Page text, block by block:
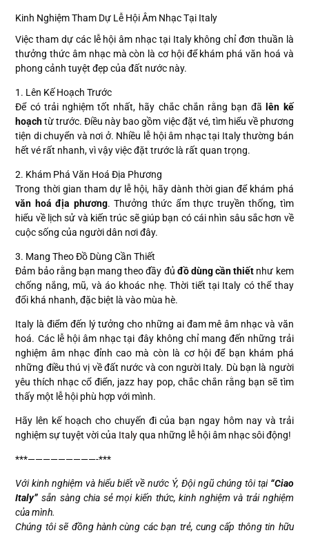
Kinh Nghiệm Tham Dự Lễ Hội Âm Nhạc Tại Italy
Việc tham dự các lễ hội âm nhạc tại Italy không chỉ đơn thuần là
thưởng thức âm nhạc mà còn là cơ hội để khám phá văn hoá và
phong cảnh tuyệt đẹp của đất nước này.
1. Lên Kế Hoạch Trước
Để có trải nghiệm tốt nhất, hãy chắc chắn rằng bạn đã
lên kế
hoạchtừ trước. Điều này bao gồm việc đặt vé, tìm hiểu về phương
tiện di chuyển và nơi ở. Nhiều lễ hội âm nhạc tại Italy thường bán
hết vé rất nhanh, vì vậy việc đặt trước là rất quan trọng.
2. Khám Phá Văn Hoá Địa Phương
Trong thời gian tham dự lễ hội, hãy dành thời gian để khám phá
văn hoá địa phương. Thưởng thức ẩm thực truyền thống, tìm
hiểu về lịch sử và kiến trúc sẽ giúp bạn có cái nhìn sâu sắc hơn về
cuộc sống của người dân nơi đây.
3. Mang Theo Đồ Dùng Cần Thiết
Đảm bảo rằng bạn mang theo đầy đủ đồ dùng cần thiết như kem
chống nắng, mũ, và áo khoác nhẹ. Thời tiết tại Italy có thể thay
đổi khá nhanh, đặc biệt là vào mùa hè.
Italy là điểm đến lý tưởng cho những ai đam mê âm nhạc và văn
hoá. Các lễ hội âm nhạc tại đây không chỉ mang đến những trải
nghiệm âm nhạc đỉnh cao mà còn là cơ hội để bạn khám phá
những điều thú vị về đất nước và con người Italy. Dù bạn là người
yêu thích nhạc cổ điển, jazz hay pop, chắc chắn rằng bạn sẽ tìm
thấy một lễ hội phù hợp với mình.
Hãy lên kế hoạch cho chuyến đi của bạn ngay hôm nay và trải
nghiệm sự tuyệt vời của Italyqua những lễ hội âm nhạc sôi động!
***—————————-***
Với kinh nghiệm và hiểu biết về nước Ý, Đội ngũ chúng tôi tại “Ciao
Italy” sẵn sàng chia sẻ mọi kiến thức, kinh nghiệm và trải nghiệm
của mình.
Chúng tôi sẽ đồng hành cùng các bạn trẻ, cung cấp thông tin hữu